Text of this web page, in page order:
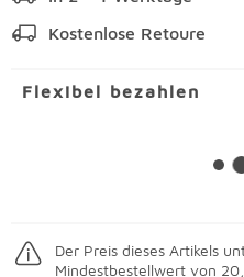
Kostenlose Retoure
Flexibel bezahlen
Der Preis dieses Artikels
Mindestbestellwert von